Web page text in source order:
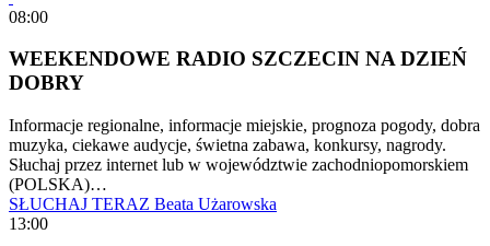
08:00
WEEKENDOWE RADIO SZCZECIN NA DZIEŃ
DOBRY
Informacje regionalne, informacje miejskie, prognoza pogody, dobra
muzyka, ciekawe audycje, świetna zabawa, konkursy, nagrody.
Słuchaj przez internet lub w województwie zachodniopomorskiem
(POLSKA)…
SŁUCHAJ TERAZ Beata Użarowska
13:00